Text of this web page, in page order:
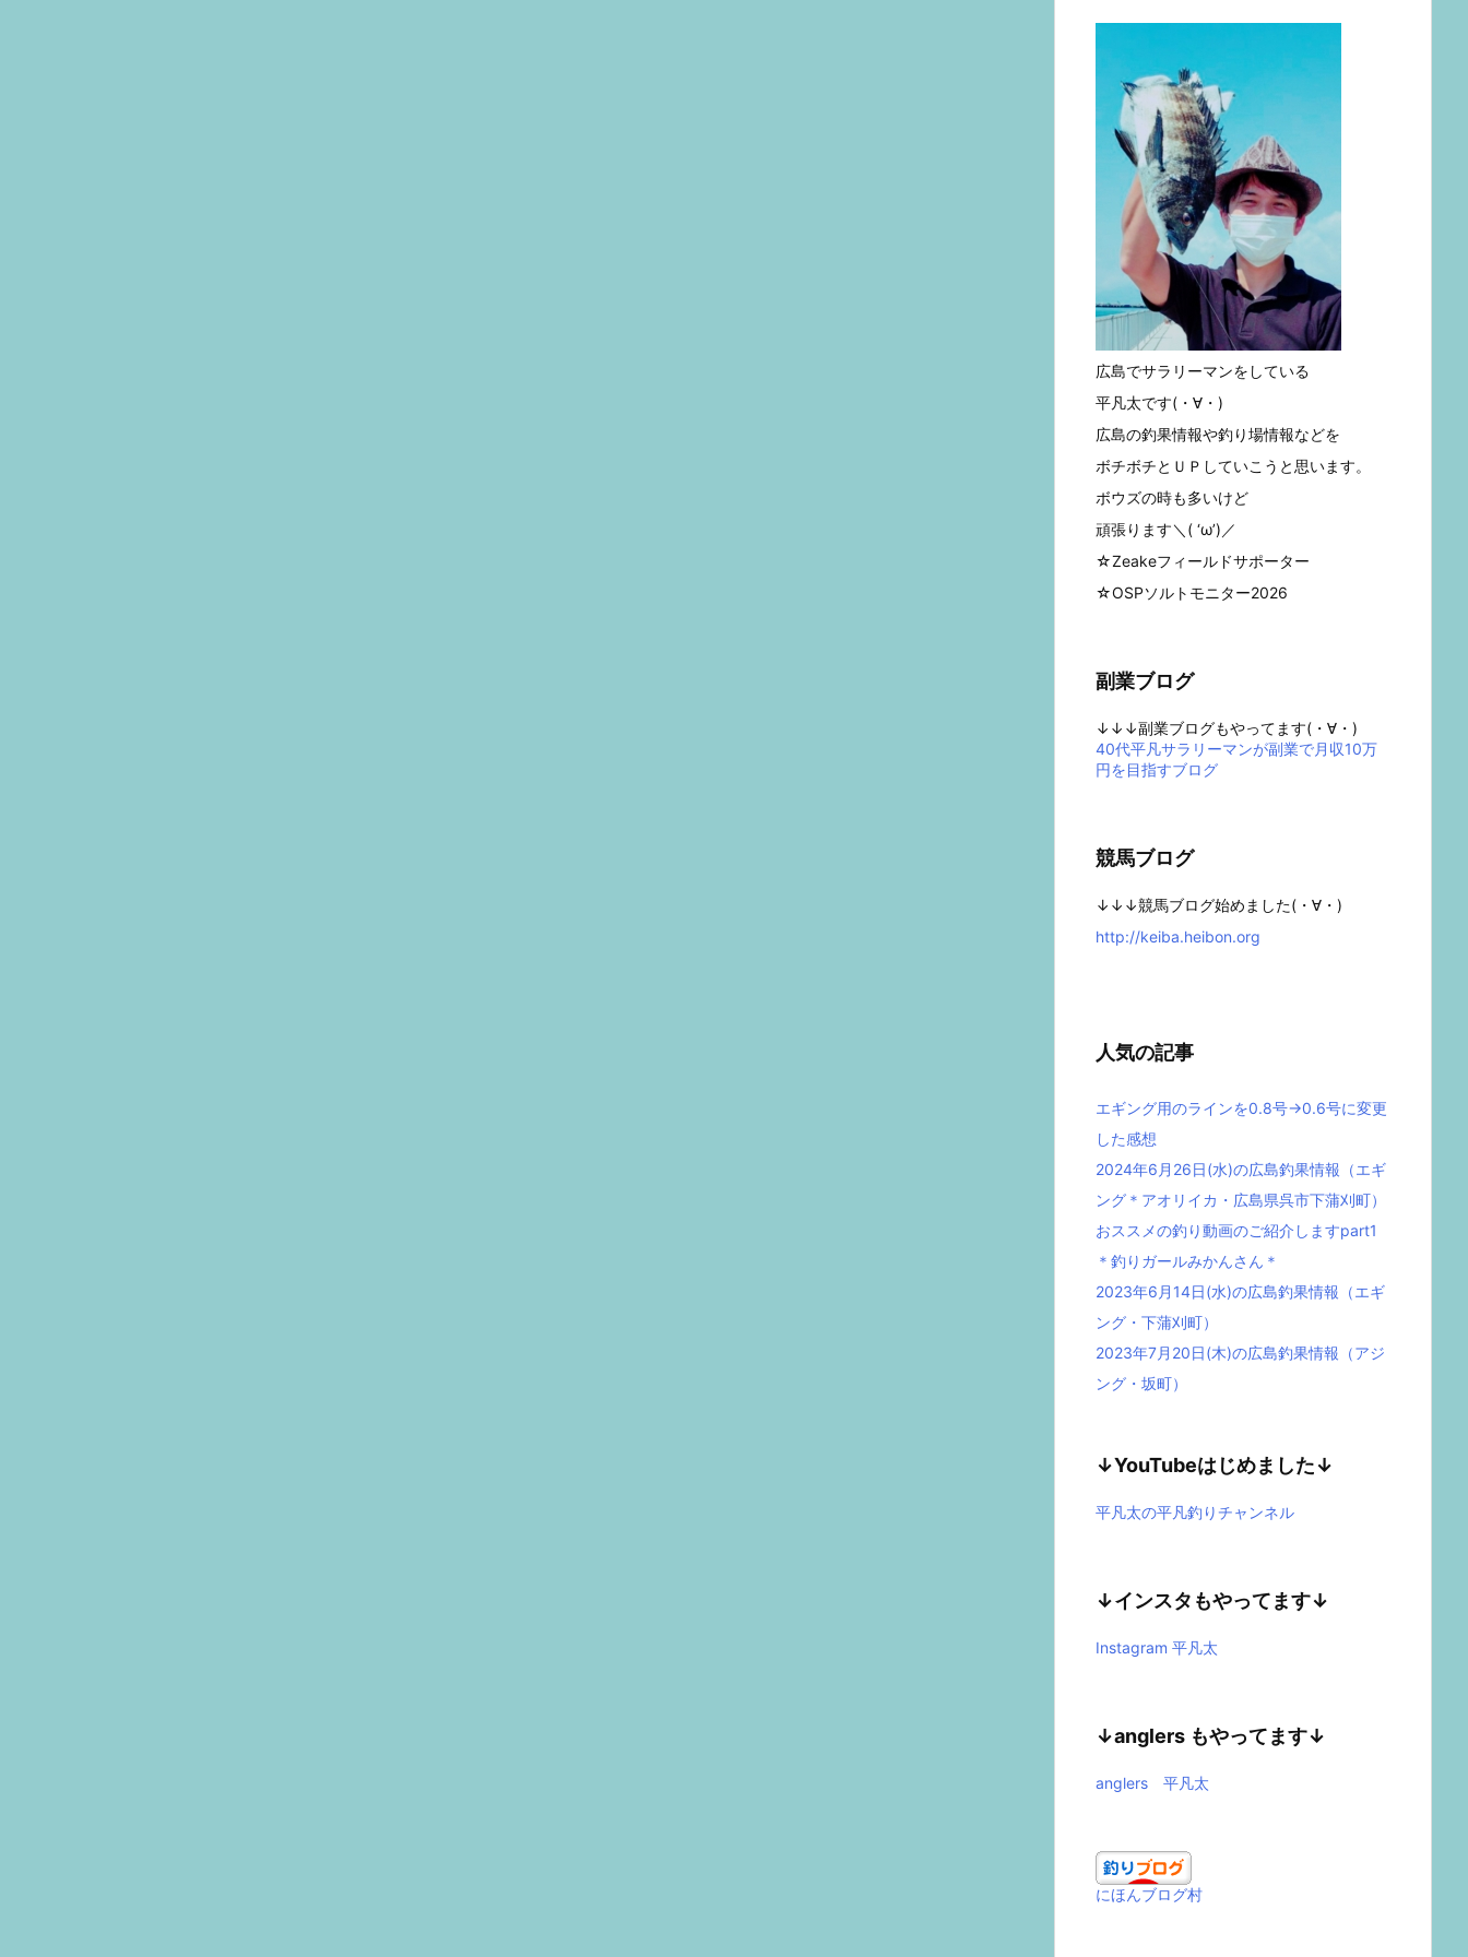
広島でサラリーマンをしている
平凡太です(・∀・)
広島の釣果情報や釣り場情報などを
ボチボチとＵＰしていこうと思います。
ボウズの時も多いけど
頑張ります＼( ‘ω’)／
☆Zeakeフィールドサポーター
☆OSPソルトモニター2026
副業ブログ
↓↓↓副業ブログもやってます(・∀・)
40代平凡サラリーマンが副業で月収10万
円を目指すブログ
競馬ブログ
↓↓↓競馬ブログ始めました(・∀・)
http://keiba.heibon.org
人気の記事
エギング用のラインを0.8号→0.6号に変更
した感想
2024年6月26日(水)の広島釣果情報（エギ
ング＊アオリイカ・広島県呉市下蒲刈町）
おススメの釣り動画のご紹介しますpart1
＊釣りガールみかんさん＊
2023年6月14日(水)の広島釣果情報（エギ
ング・下蒲刈町）
2023年7月20日(木)の広島釣果情報（アジ
ング・坂町）
↓YouTubeはじめました↓
平凡太の平凡釣りチャンネル
↓インスタもやってます↓
Instagram 平凡太
↓anglers もやってます↓
anglers 平凡太
にほんブログ村